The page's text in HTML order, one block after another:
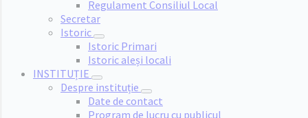
Regulament Consiliul Local
Secretar
Istoric
Istoric Primari
Istoric aleși locali
INSTITUȚIE
Despre instituție
Date de contact
Program de lucru cu publicul